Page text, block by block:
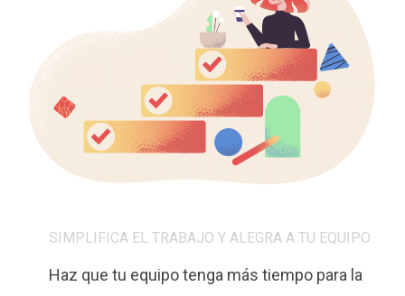
SIMPLIFICA EL TRABAJO Y ALEGRA A TU EQUIPO
Haz que tu equipo tenga más tiempo para la